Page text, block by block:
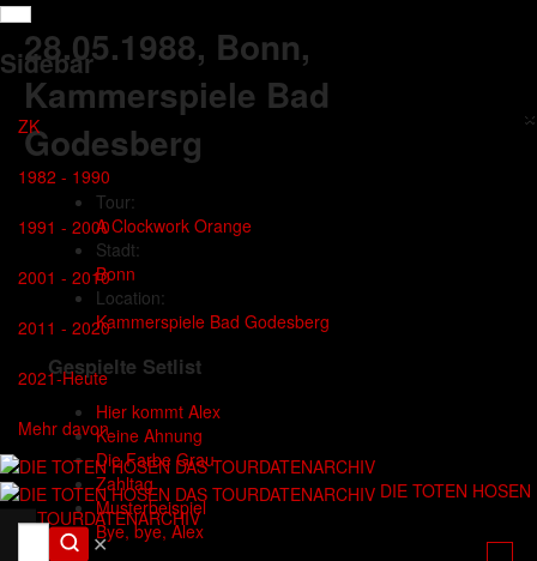
Sidebar
×
ZK
1982 - 1990
1991 - 2000
2001 - 2010
2011 - 2020
2021-Heute
Mehr davon
DIE TOTEN HOSEN
DAS TOURDATENARCHIV
✕
28.05.1988, Bonn,
Kammerspiele Bad
Godesberg
Tour:
A Clockwork Orange
Stadt:
Bonn
Location:
Kammerspiele Bad Godesberg
Gespielte Setlist
Hier kommt Alex
Keine Ahnung
Die Farbe Grau
Zahltag
Musterbeispiel
Bye, bye, Alex